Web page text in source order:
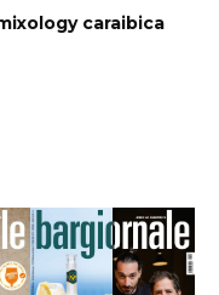
caraibica